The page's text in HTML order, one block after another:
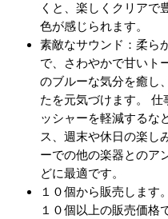
くと、楽しくクリアで
色が感じられます。
素敵なサウンド：柔ら
で、さわやかで甘いト
のブルーな気分を癒し
たを元気づけます。 仕
ッシャーを軽減するな
ス、週末や休日の楽し
ーでの他の楽器とのア
どに最適です。
１０個から販売します
１０個以上の販売価格